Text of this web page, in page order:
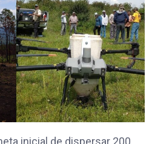
inicial de dispersar 200